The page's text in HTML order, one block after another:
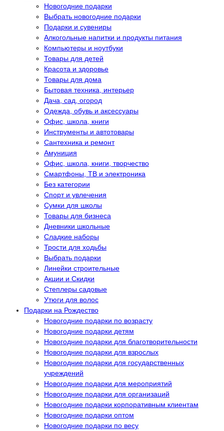
Новогодние подарки
Выбрать новогодние подарки
Подарки и сувениры
Алкогольные напитки и продукты питания
Компьютеры и ноутбуки
Товары для детей
Красота и здоровье
Товары для дома
Бытовая техника, интерьер
Дача, сад, огород
Одежда, обувь и аксессуары
Офис, школа, книги
Инструменты и автотовары
Сантехника и ремонт
Амуниция
Офис, школа, книги, творчество
Смартфоны, ТВ и электроника
Без категории
Спорт и увлечения
Сумки для школы
Товары для бизнеса
Дневники школьные
Сладкие наборы
Трости для ходьбы
Выбрать подарки
Линейки строительные
Акции и Скидки
Степлеры садовые
Утюги для волос
Подарки на Рождество
Новогодние подарки по возрасту
Новогодние подарки детям
Новогодние подарки для благотворительности
Новогодние подарки для взрослых
Новогодние подарки для государственных
учреждений
Новогодние подарки для мероприятий
Новогодние подарки для организаций
Новогодние подарки корпоративным клиентам
Новогодние подарки оптом
Новогодние подарки по весу